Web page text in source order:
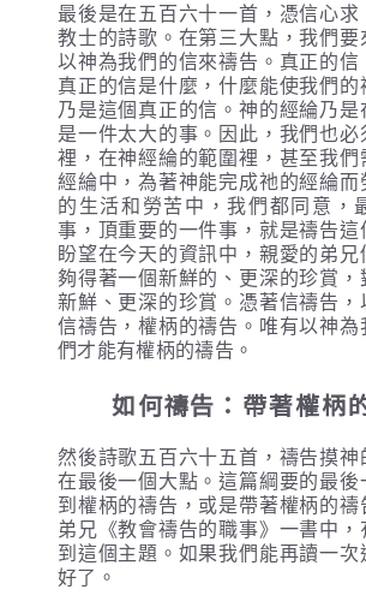
最後是在五百六十一首，憑信心求
教士的詩歌。在第三大點，我們要
以神為我們的信來禱告。真正的信
真正的信是什麼，什麼能使我們的
乃是這個真正的信。神的經綸乃
是一件太大的事。因此，我們也必
裡，在神經綸的範圍裡，甚至我們
經綸中，為著神能完成祂的經綸而
的生活和勞苦中，我們都同意，
事，頂重要的一件事，就是禱告這
盼望在今天的資訊中，親愛的弟
夠得著一個新鮮的、更深的珍賞，
新鮮、更深的珍賞。憑著信禱告，
信禱告，權柄的禱告。唯有以神為
們才能有權柄的禱告。
如何禱告：帶著權柄
然後詩歌五百六十五首，禱告摸神
在最後一個大點。這篇綱要的最後
到權柄的禱告，或是帶著權柄的禱
弟兄《教會禱告的職事》一書中
到這個主題。如果我們能再讀一
好了。